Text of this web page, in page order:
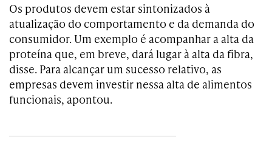
Os produtos devem estar sintonizados à
atualização do comportamento e da demanda do
consumidor. Um exemplo é acompanhar a alta da
proteína que, em breve, dará lugar à alta da fibra,
disse. Para alcançar um sucesso relativo, as
empresas devem investir nessa alta de alimentos
funcionais, apontou.